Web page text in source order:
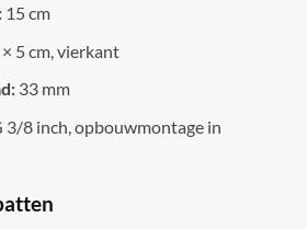
15 cm
5 cm, vierkant
33 mm
3/8 inch, opbouwmontage in